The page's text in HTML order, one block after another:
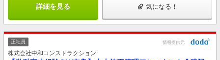
詳細を見る 気になる！
正社員 情報提供元
株式会社中和コンストラクション